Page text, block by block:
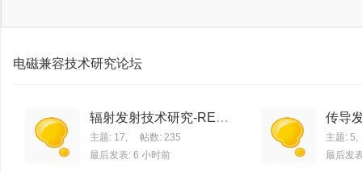
电磁兼容技术研究论坛
辐射发射技术研究-RE
（Radiation Emission）
(1)
主题: 17,
帖数: 235
最后发表: 6 小时前
传导
（
n）
主题: 5,
最后发